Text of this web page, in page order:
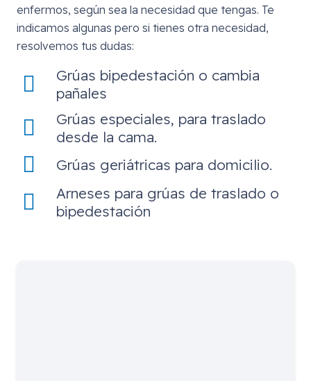
enfermos, según sea la necesidad que tengas. Te
indicamos algunas pero si tienes otra necesidad,
resolvemos tus dudas:
Grúas bipedestación o cambia
pañales
Grúas especiales, para traslado
desde la cama.
Grúas geriátricas para domicilio.
Arneses para grúas de traslado o
bipedestación